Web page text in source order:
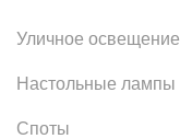
Уличное освещение
Настольные лампы
Споты